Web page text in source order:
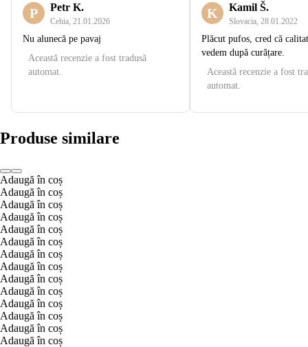
P Petr K.
Cehia 21.01.2026
Nu alunecă pe pavaj
Această recenzie a fost tradusă
automat.
K Kamil Š.
Slovacia 28.01.2022
Plăcut pufos, cred că
vedem după curățare.
Această recenzie a fost
automat.
Produse similare
Adaugă în coș
Adaugă în coș
Adaugă în coș
Adaugă în coș
Adaugă în coș
Adaugă în coș
Adaugă în coș
Adaugă în coș
Adaugă în coș
Adaugă în coș
Adaugă în coș
Adaugă în coș
Adaugă în coș
Adaugă în coș